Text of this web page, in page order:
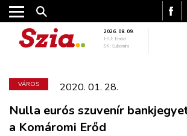
2026. 08. 09.
HU: Emőd
SK: Ľubomíra
VÁROS 2020. 01. 28.
Nulla eurós szuvenír
a Komáromi Erőd